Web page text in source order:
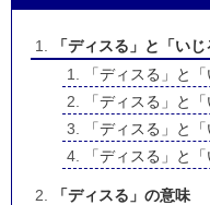
「ディスる」と「い
「ディスる」と
「ディスる」と
「ディスる」と
「ディスる」と
「ディスる」の意味